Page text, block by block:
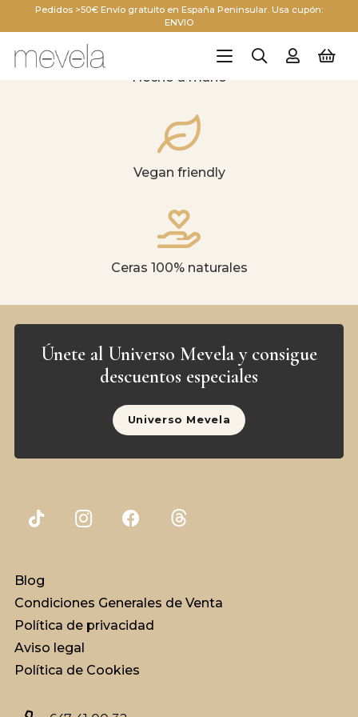
Pedidos >50€ Envío gratuito en España Peninsular. Usa cupón:
ENVIO
Hecho a mano
Vegan friendly
Ceras 100% naturales
Únete al Universo Mevela y consigue
descuentos especiales
Universo Mevela
Blog
Condiciones Generales de Venta
Política de privacidad
Aviso legal
Política de Cookies